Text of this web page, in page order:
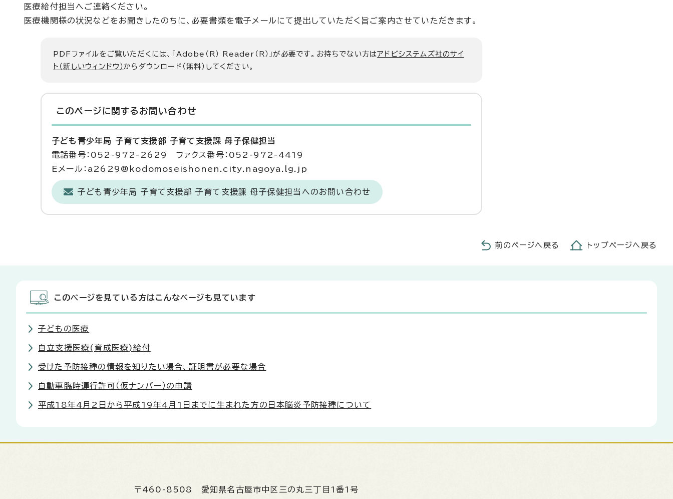
医療給付担当へご連絡ください。
医療機関様の状況などをお聞きしたのちに、必要書類を電子メールにて提出していただく旨ご案内させていただきます。
PDFファイルをご覧いただくには、「Adobe（R） Reader（R）」が必要です。お持ちでない方はアドビシステムズ社のサイ
ト（新しいウィンドウ）からダウンロード（無料）してください。
このページに関する お問い合わせ
子ども青少年局 子育て支援部 子育て支援課 母子保健担当
電話番号：052-972-2629 ファクス番号：052-972-4419
Eメール：a2629@kodomoseishonen.city.nagoya.lg.jp
子ども青少年局 子育て支援部 子育て支援課 母子保健担当へのお問い合わせ
前のページへ戻る トップページへ戻る
このページを見ている方はこんなページも見ています
子どもの医療
自立支援医療(育成医療)給付
受けた予防接種の情報を知りたい場合、証明書が必要な場合
自動車臨時運行許可（仮ナンバー）の申請
平成18年4月2日から平成19年4月1日までに生まれた方の日本脳炎予防接種について
〒460-8508 愛知県名古屋市中区三の丸三丁目1番1号